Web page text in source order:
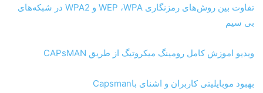
تفاوت بین روش‌های رمزنگاری WEP ،WPA و WPA2 در شبکه‌های
بی سیم
ویدیو اموزش کامل رومینگ میکروتیگ از طریق CAPsMAN
بهبود موبایلیتی کاربران و اشنای باCapsman